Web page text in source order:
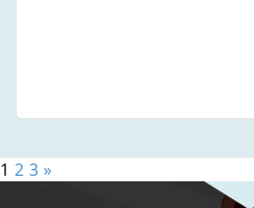
1 2 3 »